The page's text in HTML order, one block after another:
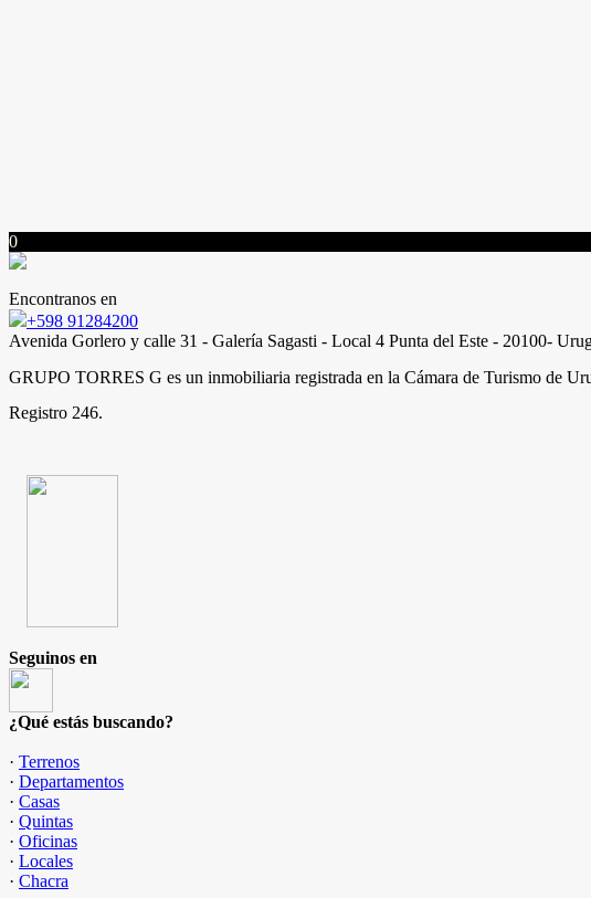
0
Encontranos en
+598 91284200
Avenida Gorlero y calle 31 - Galería Sagasti - Local 4 Punta del Este - 20100-
GRUPO TORRES G es un inmobiliaria registrada en la Cámara de Turismo de
Registro 246.
Seguinos en
¿Qué estás buscando?
· Terrenos
· Departamentos
· Casas
· Quintas
· Oficinas
· Locales
· Chacra